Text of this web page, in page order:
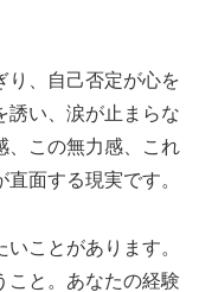
り、自己否定が心を
誘い、涙が止まらな
、この無力感、これ
面する現実です。
ことがあります。
こと。あなたの経験